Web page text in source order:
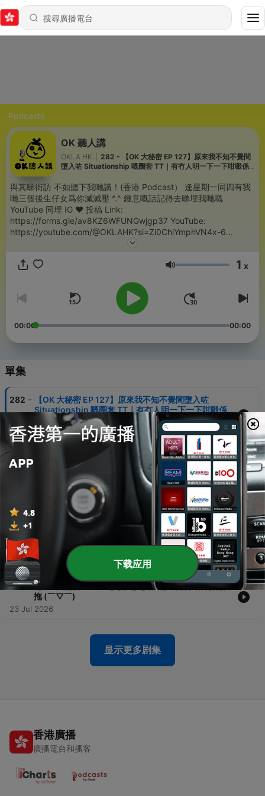
Podcasts
OK 聽人講
OKLA HK
282 - 【OK 大秘密 EP 127】原來我不知不覺間
墮入咗 Situationship 嘅圈套 TT｜有冇人明一下一下咁啜係
與其睇街訪 不如聽下我哋講！(香港 Podcast） 逢星期一同四有我
哋三個後生仔女爲你減減壓 ^.^ 鍾意嘅話記得去睇埋我哋嘅
YouTube 同埋 IG ❤️ 投稿 Link:
https://forms.gle/av8KZ6WFUNGwjgp37 YouTube:
https://youtube.com/@OKLAHK?si=Zi0ChiYmphVN4x-6
Instagram: https://instagram.com/ok.la.hk?
https://www.instagram.com/okla_podcast/音量 1 x
00:00 00:00
單集
282 -
【OK 大秘密 EP 127】原來我不知不覺間墮入咗
Situationship 嘅圈套 TT｜有冇人明一下一下咁啜係
有幾爽？！
06 Aug 2026
【OK 聽人講！EP 146】我的旅遊人生清單
03 Aug 2026
【OK 大秘密 EP 126】其實大家朋友一場點解要係咁
比較？｜到底點先可以有翻人生嘅意義 TT
30 Jul 2026
279 - 【OK 聽人講！EP 145】原來個世界真係有啲咁無恥嘅
人㗎？
27 Jul 2026
278 - 【OK 大秘密 EP 125】搞到其實我都唔知算唔算拍緊
拖 (￣▽￣)
23 Jul 2026
显示更多剧集
香港廣播
廣播電台和播客
下载应用